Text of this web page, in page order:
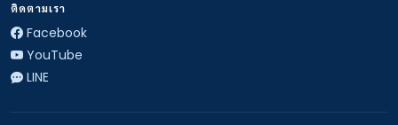
ติดตามเรา
Facebook
YouTube
LINE